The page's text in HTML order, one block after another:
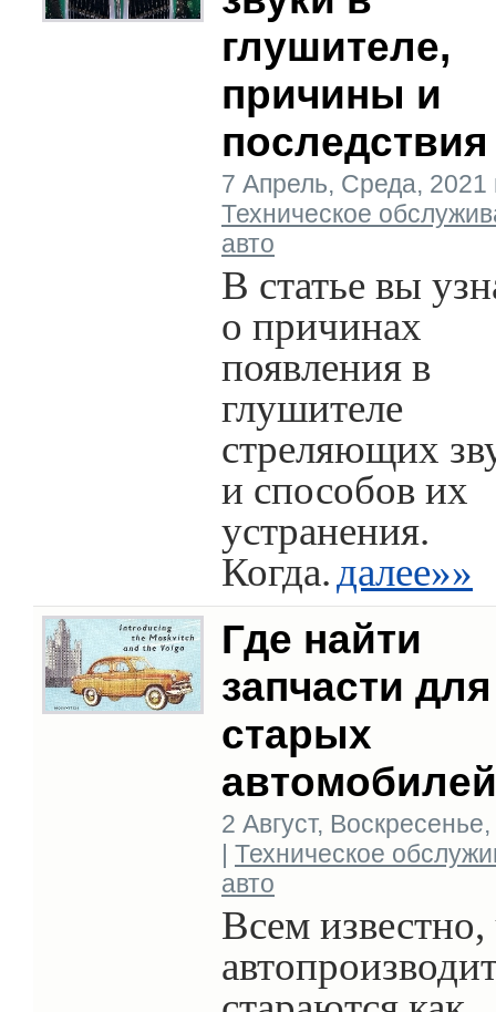
глушителе,
причины и
последствия
7 Апрель, Среда, 2021
Техническое
авто
В статье вы
о причинах
появления в
глушителе
стреляющих
и способов их
устранения.
Когда.далее»»
Где найти
запчасти для
старых
автомобилей
2 Август, Воскресенье,
| Техническое
авто
Всем известно,